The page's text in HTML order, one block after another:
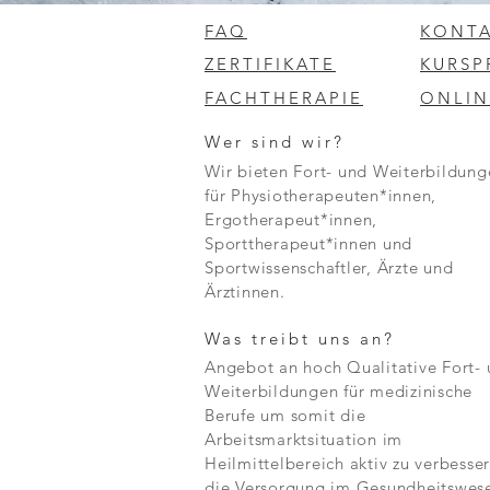
Auch die Grundlagen des Tapings im
eingegangen wie auf den gezielten
neuromuskulärer Kontrolle zu nutzen.
Ein weiterer Bestandteil des Kurses ist
werden alle relevanten Materialien –
Kontext erklärt. Darüber hinaus wird
bei Mehrfachverletzungen oder
gezielte Aktivierung die Heilung
Die Teilnehmer profitieren von einem
Schweregrade analysiert und die
Entscheidungsabläufe, Prioritäten und
FAQ
ZERTIFIKATE
FACHTHERAPIE
Wer sind wir?
Wir bieten Fort- und
für Physiotherapeuten*innen,
Ergotherapeut*innen,
Sporttherapeut*innen und
Sportwissenschaftler, Ärzte und
Ärztinnen.
Was treibt uns an?
Angebot an hoch Qualitative Fort-
Weiterbildungen für medizinische
Berufe um somit die
Arbeitsmarktsituation im
Heilmittelbereich aktiv zu